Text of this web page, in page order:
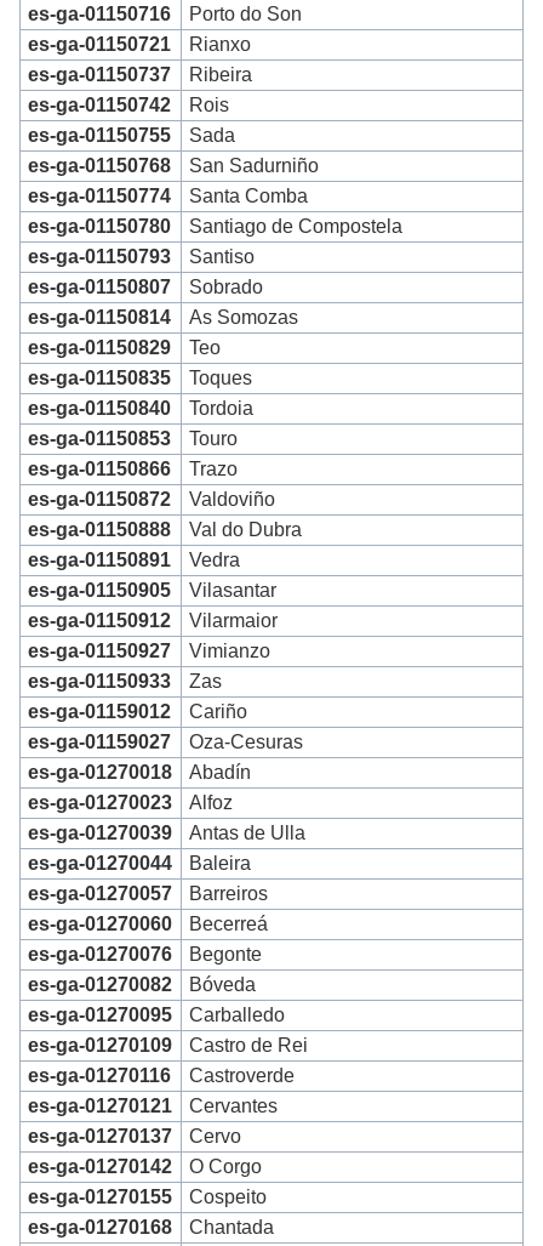
es-ga-01150716
Porto do Son
es-ga-01150721
Rianxo
es-ga-01150737
Ribeira
es-ga-01150742
Rois
es-ga-01150755
Sada
es-ga-01150768
San Sadurniño
es-ga-01150774
Santa Comba
es-ga-01150780
Santiago de Compostela
es-ga-01150793
Santiso
es-ga-01150807
Sobrado
es-ga-01150814
As Somozas
es-ga-01150829
Teo
es-ga-01150835
Toques
es-ga-01150840
Tordoia
es-ga-01150853
Touro
es-ga-01150866
Trazo
es-ga-01150872
Valdoviño
es-ga-01150888
Val do Dubra
es-ga-01150891
Vedra
es-ga-01150905
Vilasantar
es-ga-01150912
Vilarmaior
es-ga-01150927
Vimianzo
es-ga-01150933
Zas
es-ga-01159012
Cariño
es-ga-01159027
Oza-Cesuras
es-ga-01270018
Abadín
es-ga-01270023
Alfoz
es-ga-01270039
Antas de Ulla
es-ga-01270044
Baleira
es-ga-01270057
Barreiros
es-ga-01270060
Becerreá
es-ga-01270076
Begonte
es-ga-01270082
Bóveda
es-ga-01270095
Carballedo
es-ga-01270109
Castro de Rei
es-ga-01270116
Castroverde
es-ga-01270121
Cervantes
es-ga-01270137
Cervo
es-ga-01270142
O Corgo
es-ga-01270155
Cospeito
es-ga-01270168
Chantada